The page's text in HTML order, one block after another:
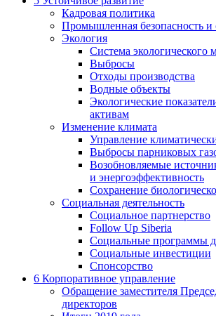
Кадровая политика
Промышленная безопасность и
Экология
Система экологического
Выбросы
Отходы производства
Водные объекты
Экологические
активам
Изменение климата
Управление
Выбросы парниковых
Возобновляемые
и энергоэффективность
Сохранение
Социальная деятельность
Социальное партнерство
Follow Up Siberia
Социальные программы
Социальные инвестиции
Спонсорство
6 Корпоративное управление
Обращение заместителя
директоров